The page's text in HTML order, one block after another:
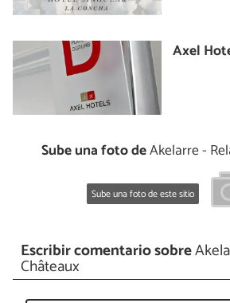
Axel
Sube una foto deAkelarre -
Sube una foto de este sitio
Escribir comentario sobre
Châteaux